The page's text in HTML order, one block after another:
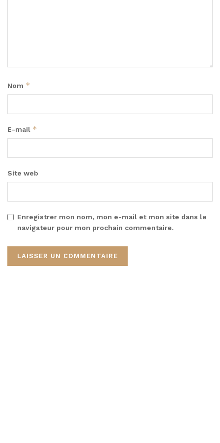
Nom *
E-mail *
Site web
Enregistrer mon nom, mon e-mail et mon site dans le
navigateur pour mon prochain commentaire.